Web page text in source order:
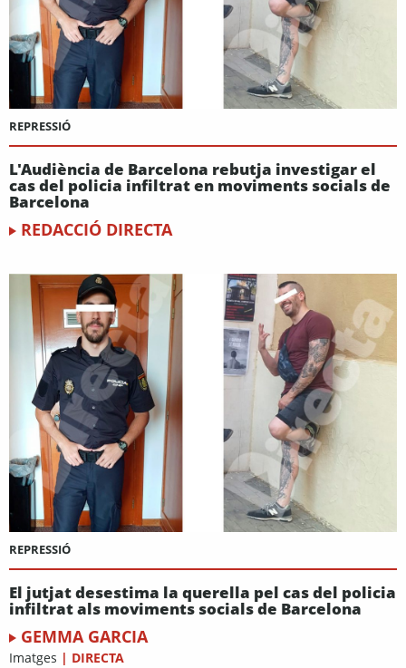
REPRESSIÓ
L'Audiència de Barcelona rebutja investigar el
cas del policia infiltrat en moviments socials de
Barcelona
REDACCIÓ DIRECTA
REPRESSIÓ
El jutjat desestima la querella pel cas del policia
infiltrat als moviments socials de Barcelona
GEMMA GARCIA
Imatges | DIRECTA